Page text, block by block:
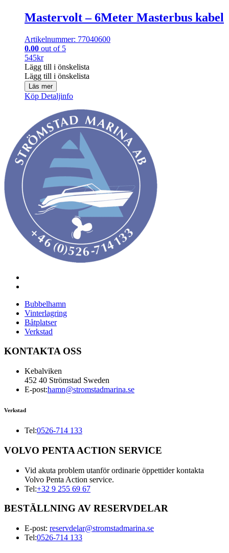
Mastervolt – 6Meter Masterbus kabel
Artikelnummer: 77040600
0.00 out of 5
545kr
Lägg till i önskelista
Lägg till i önskelista
Läs mer
Köp Detaljinfo
Bubbelhamn
Vinterlagring
Båtplatser
Verkstad
KONTAKTA OSS
Kebalviken
452 40 Strömstad Sweden
E-post:hamn@stromstadmarina.se
Verkstad
Tel:0526-714 133
VOLVO PENTA ACTION SERVICE
Vid akuta problem utanför ordinarie öppettider kontakta
Volvo Penta Action service.
Tel:+32 9 255 69 67
BESTÄLLNING AV RESERVDELAR
E-post: reservdelar@stromstadmarina.se
Tel:0526-714 133